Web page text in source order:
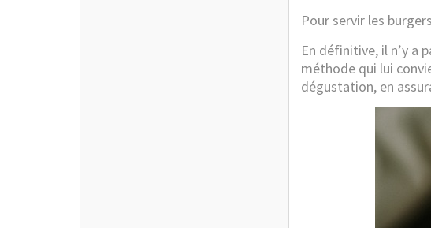
Pour servir les
En définitive, il n’y a
méthode qui lui
dégustation, en